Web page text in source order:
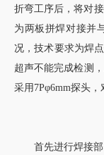
折弯工序后，将对
为两板拼焊对接并
况，技术要求为焊
超声不能完成检测
采用7Pφ6mm探头，
首先进行焊接